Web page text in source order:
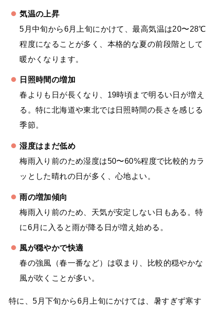
気温の上昇
5月中旬から6月上旬にかけて、最高気温は20〜28℃
程度になることが多く、本格的な夏の前段階として
暖かくなります。
日照時間の増加
春よりも日が長くなり、19時頃まで明るい日が増え
る。特に北海道や東北では日照時間の長さを感じる
季節。
湿度はまだ低め
梅雨入り前のため湿度は50〜60%程度で比較的カラ
ッとした晴れの日が多く、心地よい。
雨の増加傾向
梅雨入り前のため、天気が安定しない日もある。特
に6月に入ると雨が降る日が増え始める。
風が穏やかで快適
春の強風（春一番など）は収まり、比較的穏やかな
風が吹くことが多い。
特に、5月下旬から6月上旬にかけては、暑すぎず寒す